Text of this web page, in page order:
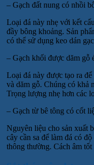
– Gạch đất nung có nhồi
Loại đá này nhẹ với kết
đầy bông khoảng. Sản
có thể sử dụng keo dán
– Gạch khối được dăm gỗ
Loại đá này được tạo ra
và dăm gỗ. Chúng có khả
Trọng lượng nhẹ hơn các
– Gạch từ bê tông có cốt
Nguyên liệu cho sản xuất
cây cần sa để làm đá có
thông thường. Cách âm